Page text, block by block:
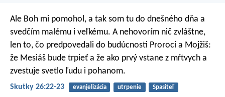
Ale Boh mi pomohol, a tak som tu do dnešného dňa a
svedčím malému i veľkému. A nehovorím nič zvláštne,
len to, čo predpovedali do budúcnosti Proroci a Mojžiš:
že Mesiáš bude trpieť a že ako prvý vstane z mŕtvych a
zvestuje svetlo ľudu i pohanom.
Skutky 26:22-23 evanjelizácia utrpenie Spasiteľ